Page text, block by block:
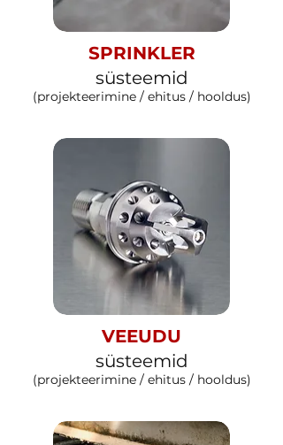
SPRINKLER
süsteemid
(projekteerimine / ehitus / hooldus)
VEEUDU
süsteemid
(projekteerimine / ehitus / hooldus)